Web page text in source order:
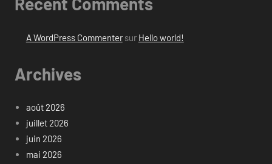
A WordPress Commentersur Hello world!
Archives
août 2026
juillet 2026
juin 2026
mai 2026